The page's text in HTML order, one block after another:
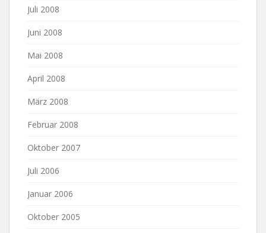
Juli 2008
Juni 2008
Mai 2008
April 2008
März 2008
Februar 2008
Oktober 2007
Juli 2006
Januar 2006
Oktober 2005